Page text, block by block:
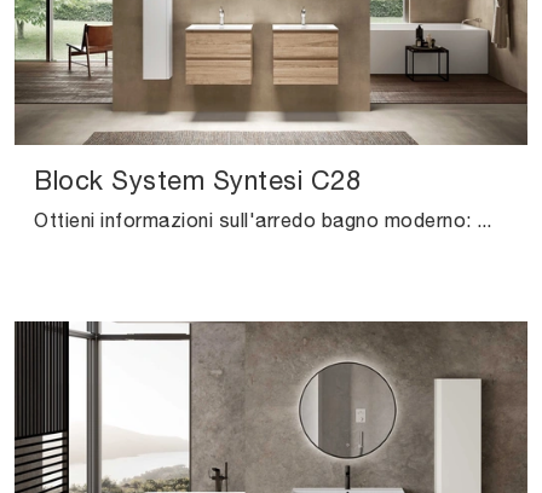
Block System Syntesi C28